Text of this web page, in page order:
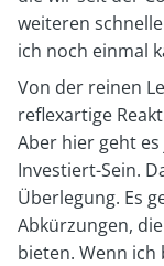
weiteren
ich noch einmal
Von der reinen
reflexartige
Aber hier geht
Investiert-Sein.
Überlegung. Es
Abkürzungen,
bieten. Wenn